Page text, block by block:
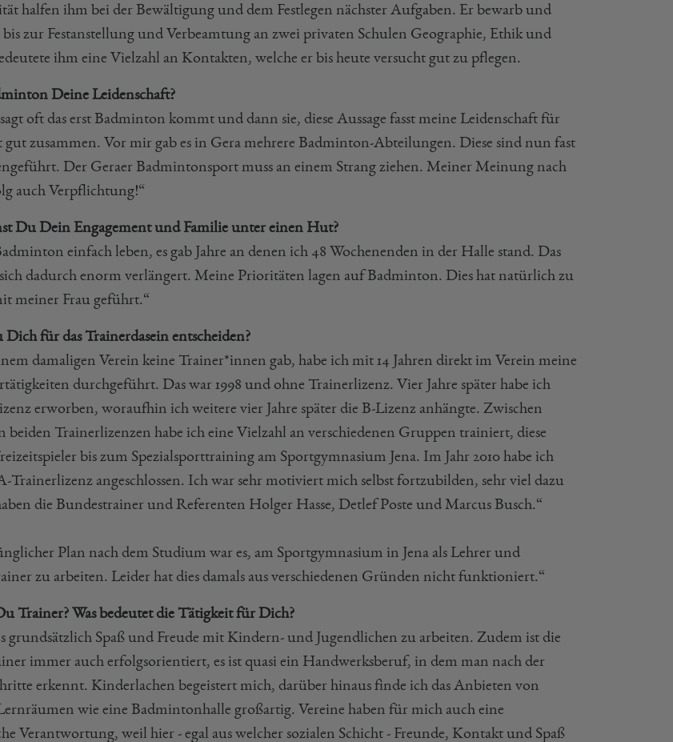
halfen ihm bei der Bewältigung und dem Festlegen nächster Aufgaben. Er bewarb und
zur Festanstellung und Verbeamtung an zwei privaten Schulen Geographie, Ethik und
ihm eine Vielzahl an Kontakten, welche er bis heute versucht gut zu pflegen.
Deine Leidenschaft?
oft das erst Badminton kommt und dann sie, diese Aussage fasst meine Leidenschaft für
gut zusammen. Vor mir gab es in Gera mehrere Badminton-Abteilungen. Diese sind nun fast
Der Geraer Badmintonsport muss an einem Strang ziehen. Meiner Meinung nach
auch Verpflichtung!“
Du Dein Engagement und Familie unter einen Hut?
einfach leben, es gab Jahre an denen ich 48 Wochenenden in der Halle stand. Das
dadurch enorm verlängert. Meine Prioritäten lagen auf Badminton. Dies hat natürlich zu
meiner Frau geführt.“
Dich für das Trainerdasein entscheiden?
damaligen Verein keine Trainer*innen gab, habe ich mit 14 Jahren direkt im Verein meine
durchgeführt. Das war 1998 und ohne Trainerlizenz. Vier Jahre später habe ich
erworben, woraufhin ich weitere vier Jahre später die B-Lizenz anhängte. Zwischen
beiden Trainerlizenzen habe ich eine Vielzahl an verschiedenen Gruppen trainiert, diese
bis zum Spezialsporttraining am Sportgymnasium Jena. Im Jahr 2010 habe ich
Trainerlizenz angeschlossen. Ich war sehr motiviert mich selbst fortzubilden, sehr viel dazu
die Bundestrainer und Referenten Holger Hasse, Detlef Poste und Marcus Busch.“
Plan nach dem Studium war es, am Sportgymnasium in Jena als Lehrer und
zu arbeiten. Leider hat dies damals aus verschiedenen Gründen nicht funktioniert.“
Trainer? Was bedeutet die Tätigkeit für Dich?
grundsätzlich Spaß und Freude mit Kindern- und Jugendlichen zu arbeiten. Zudem ist die
immer auch erfolgsorientiert, es ist quasi ein Handwerksberuf, in dem man nach der
erkennt. Kinderlachen begeistert mich, darüber hinaus finde ich das Anbieten von
wie eine Badmintonhalle großartig. Vereine haben für mich auch eine
Verantwortung, weil hier - egal aus welcher sozialen Schicht - Freunde, Kontakt und Spaß